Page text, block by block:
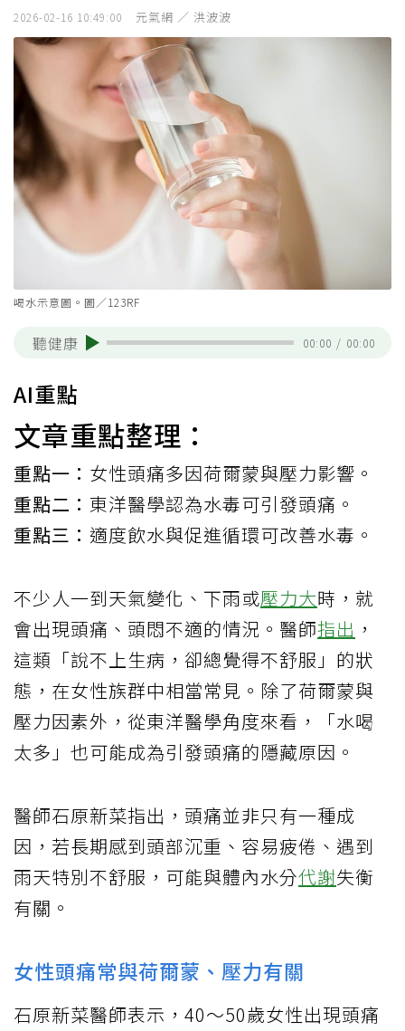
2026-02-16 10:49:00 元氣網 ／ 洪波波
喝水示意圖。圖／123RF
聽健康 00:00 / 00:00
AI重點
文章重點整理：
重點一： 女性頭痛多因荷爾蒙與壓力影響。
重點二： 東洋醫學認為水毒可引發頭痛。
重點三： 適度飲水與促進循環可改善水毒。
不少人一到天氣變化、下雨或壓力大時，就
會出現頭痛、頭悶不適的情況。醫師指出 ，
這類「說不上生病，卻總覺得不舒服」的狀
態，在女性族群中相當常見。除了荷爾蒙與
壓力因素外，從東洋醫學角度來看，「水喝
太多」也可能成為引發頭痛的隱藏原因。
醫師石原新菜指出，頭痛並非只有一種成
因，若長期感到頭部沉重、容易疲倦、遇到
雨天特別不舒服，可能與體內水分代謝失衡
有關。
女性頭痛常與荷爾蒙、壓力有關
石原新菜醫師表示，40～50歲女性出現頭痛